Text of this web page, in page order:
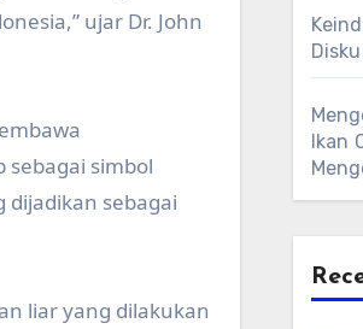
ujar Dr. John
simbol
sebagai
liar yang dilakukan
Ikan